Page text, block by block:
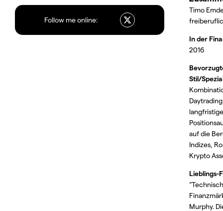
Follow me online:
Timo
In der
2016
Stil/
auf die
Indizes,
Krypto
Lieblings-
Murphy.